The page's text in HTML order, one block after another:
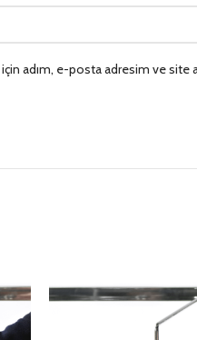
adım, e-posta adresim ve site